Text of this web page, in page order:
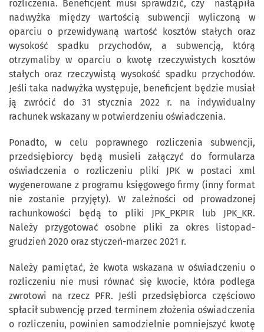
rozliczenia. Beneficjent musi sprawdzić, czy nastąpiła
nadwyżka między wartością subwencji wyliczoną w
oparciu o przewidywaną wartość kosztów stałych oraz
wysokość spadku przychodów, a subwencją, którą
otrzymaliby w oparciu o kwotę rzeczywistych kosztów
stałych oraz rzeczywistą wysokość spadku przychodów.
Jeśli taka nadwyżka występuje, beneficjent będzie musiał
ją zwrócić do 31 stycznia 2022 r. na indywidualny
rachunek wskazany w potwierdzeniu oświadczenia.
Ponadto, w celu poprawnego rozliczenia subwencji,
przedsiębiorcy będą musieli załączyć do formularza
oświadczenia o rozliczeniu pliki JPK w postaci xml
wygenerowane z programu księgowego firmy (inny format
nie zostanie przyjęty). W zależności od prowadzonej
rachunkowości będą to pliki JPK_PKPIR lub JPK_KR.
Należy przygotować osobne pliki za okres listopad-
grudzień 2020 oraz styczeń-marzec 2021 r.
Należy pamiętać, że kwota wskazana w oświadczeniu o
rozliczeniu nie musi równać się kwocie, która podlega
zwrotowi na rzecz PFR. Jeśli przedsiębiorca częściowo
spłacił subwencję przed terminem złożenia oświadczenia
o rozliczeniu, powinien samodzielnie pomniejszyć kwotę